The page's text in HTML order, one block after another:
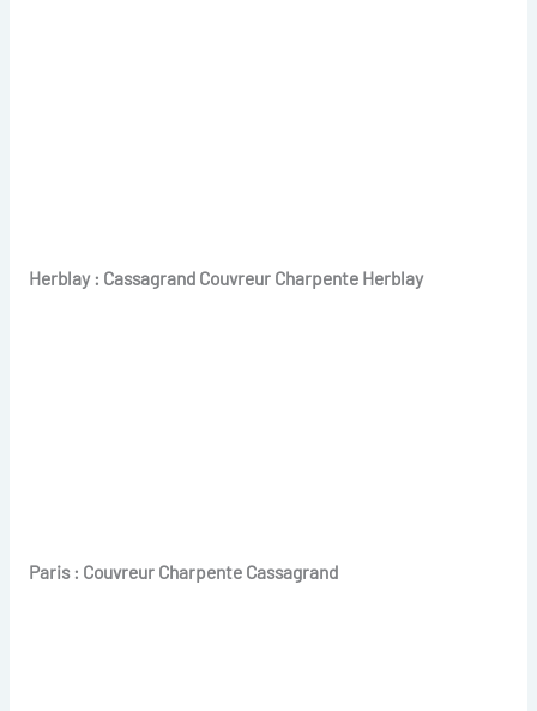
Herblay : Cassagrand Couvreur Charpente Herblay
Paris : Couvreur Charpente Cassagrand